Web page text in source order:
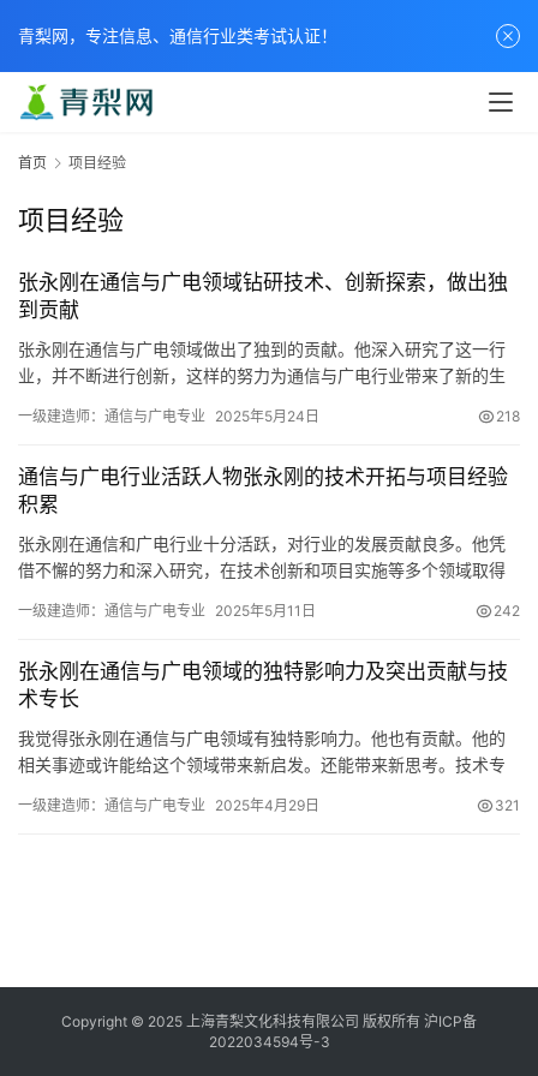
首页 项目经验
项目经验
张永刚在通信与广电领域钻研技术、创新探索，做出独
到贡献
张永刚在通信与广电领域做出了独到的贡献。他深入研究了这一行
业，并不断进行创新，这样的努力为通信与广电行业带来了新的生
一级建造师：通信与广电专业 2025年5月24日 218
通信与广电行业活跃人物张永刚的技术开拓与项目经验
积累
张永刚在通信和广电行业十分活跃，对行业的发展贡献良多。他凭
借不懈的努力和深入研究，在技术创新和项目实施等多个领域取得
一级建造师：通信与广电专业 2025年5月11日 242
张永刚在通信与广电领域的独特影响力及突出贡献与技
术专长
我觉得张永刚在通信与广电领域有独特影响力。他也有贡献。他的
相关事迹或许能给这个领域带来新启发。还能带来新思考。技术专
一级建造师：通信与广电专业 2025年4月29日 321
Copyright © 2025 上海青梨文化科技有限公司 版权所有 沪ICP备
2022034594号-3
青梨网，专注信息、通信行业类考试认证！